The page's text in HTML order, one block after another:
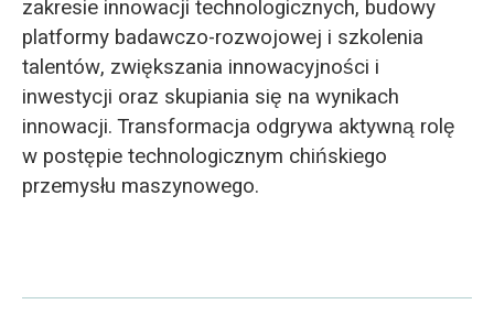
zakresie innowacji technologicznych, budowy
platformy badawczo-rozwojowej i szkolenia
talentów, zwiększania innowacyjności i
inwestycji oraz skupiania się na wynikach
innowacji. Transformacja odgrywa aktywną rolę
w postępie technologicznym chińskiego
przemysłu maszynowego.